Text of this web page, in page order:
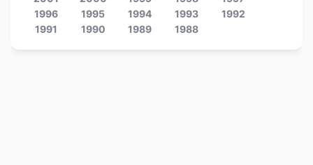
1996
1995 1994 1993
1992
1991
1990 1989 1988